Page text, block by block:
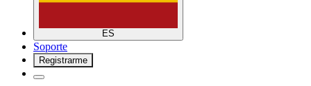
ES
Soporte
Registrarme